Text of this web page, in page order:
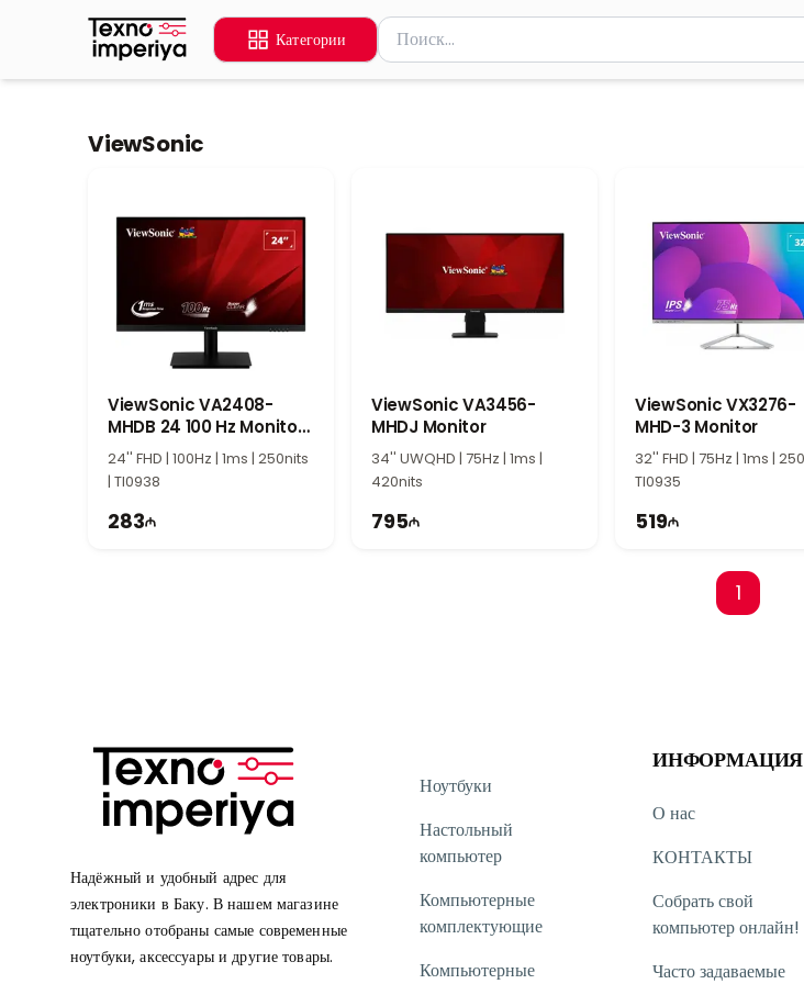
Категории
Поиск товаров
Введите минимум 2 символа для поиска. Нажмите
ViewSonic
ViewSonic VA2408-
MHDB 24 100 Hz Monitor
VA2408-MHDB
24'' FHD | 100Hz | 1ms | 250nits
| TI0938
283
ViewSonic VA3456-
MHDJ Monitor
34'' UWQHD | 75Hz | 1ms |
420nits
795
ViewSonic VX3276-
MHD-3 Monitor
32'' FHD | 75Hz | 1ms |
TI0935
519
1
Надёжный и удобный адрес для
электроники в Баку. В нашем магазине
тщательно отобраны самые современные
ноутбуки, аксессуары и другие товары.
Ноутбуки
Настольный
компьютер
Компьютерные
комплектующие
Компьютерные
ИНФОРМАЦИЯ
О нас
КОНТАКТЫ
Собрать свой
компьютер онлайн!
Часто задаваемые